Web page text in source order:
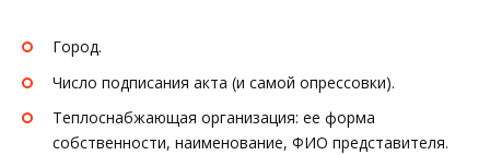
Город.
Число подписания акта (и самой опрессовки).
Теплоснабжающая организация: ее форма
собственности, наименование, ФИО представителя.